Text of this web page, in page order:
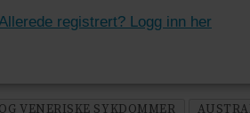
registrert? Logg inn her